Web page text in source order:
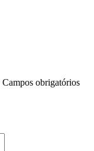
Campos obrigatórios